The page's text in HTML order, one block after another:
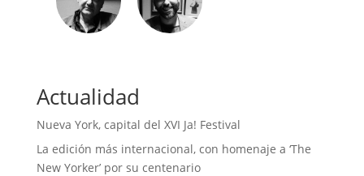
Actualidad
Nueva York, capital del XVI Ja! Festival
La edición más internacional, con homenaje a ‘The
New Yorker’ por su centenario